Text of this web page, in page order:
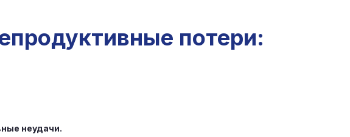
потери:
неудачи.